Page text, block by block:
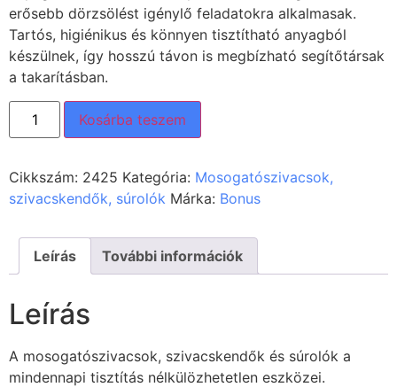
erősebb dörzsölést igénylő feladatokra alkalmasak.
Tartós, higiénikus és könnyen tisztítható anyagból
készülnek, így hosszú távon is megbízható segítőtársak
a takarításban.
Kosárba teszem
Cikkszám: 2425 Kategória: Mosogatószivacsok,
szivacskendők, súrolók Márka: Bonus
Leírás További információk
Leírás
A mosogatószivacsok, szivacskendők és súrolók a
mindennapi tisztítás nélkülözhetetlen eszközei.